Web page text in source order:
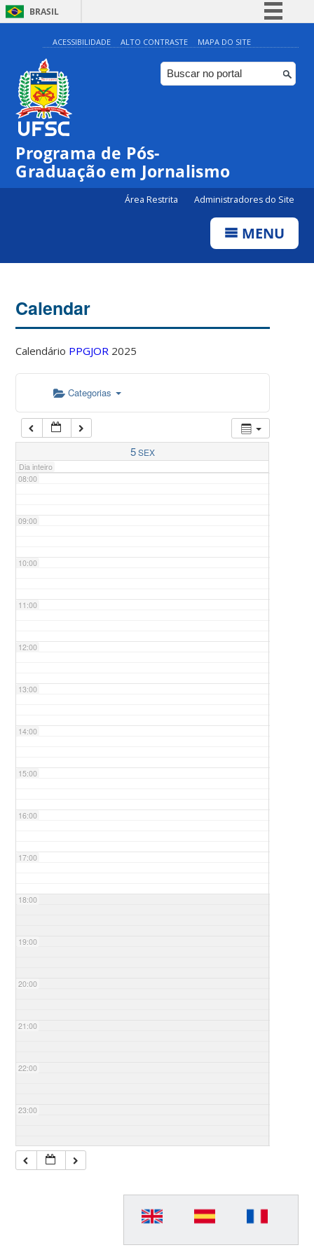
BRASIL
Simplifique!
Comunica BR
Participe
ACESSIBILIDADE ALTO CONTRASTE MAPA DO SITE
Programa de Pós-
Graduação em Jornalismo
Área Restrita Administradores do Site
MENU
Calendar
Calendário PPGJOR 2025
Categorias
5SEX
Dia inteiro
04:00
05:00
07:00
08:00
09:00
10:00
11:00
12:00
13:00
14:00
15:00
16:00
17:00
18:00
19:00
20:00
21:00
22:00
23:00